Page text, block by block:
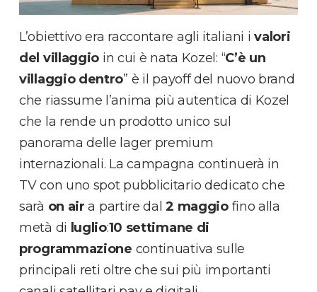
L’obiettivo era raccontare agli italiani ivalori
del villaggio in cui è nata Kozel: “C’è un
villaggio dentro” è il payoff del nuovo brand
che riassume l’anima più autentica di Kozel
che la rende un prodotto unico sul
panorama delle lager premium
internazionali. La campagna continuerà in
TV con uno spot pubblicitario dedicato che
sarà on air a partire dal2 maggiofino alla
metà di luglio:10 settimane di
programmazione continuativa sulle
principali reti oltre che sui più importanti